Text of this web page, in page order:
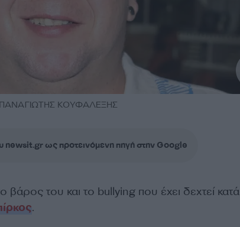
ΠΑΝΑΓΙΩΤΗΣ ΚΟΥΦΑΛΕΞΗΣ
newsit.gr ως προτεινόμενη πηγή στην Google
βάρος του και το bullying που έχει δεχτεί κατά
.